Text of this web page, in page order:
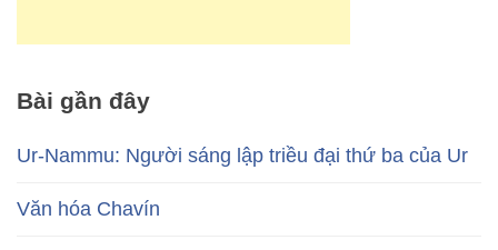
Bài gần đây
Ur-Nammu: Người sáng lập triều đại thứ ba của Ur
Văn hóa Chavín